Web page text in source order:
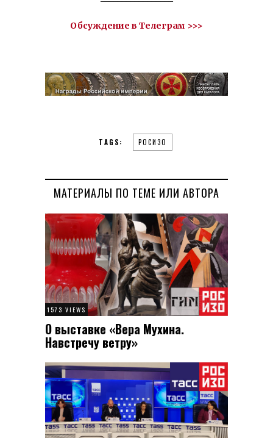
Обсуждение в Телеграм >>>
TAGS: РОСИЗО
МАТЕРИАЛЫ ПО ТЕМЕ ИЛИ АВТОРА
1573 VIEWS
О выставке «Вера Мухина.
Навстречу ветру»